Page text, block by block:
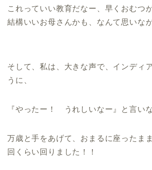
これっていい教育だなー、早くおむつ
結構いいお母さんかも、なんて思いなが
そして、私は、大きな声で、インディ
うに、
『やったー！ うれしいなー』と言い
万歳と手をあげて、おまるに座ったま
回くらい回りました！！